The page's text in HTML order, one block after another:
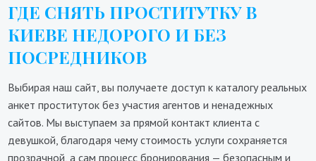
ГДЕ СНЯТЬ ПРОСТИТУТКУ В
КИЕВЕ НЕДОРОГО И БЕЗ
ПОСРЕДНИКОВ
Выбирая наш сайт, вы получаете доступ к каталогу реальных
анкет проституток без участия агентов и ненадежных
сайтов. Мы выступаем за прямой контакт клиента с
девушкой, благодаря чему стоимость услуги сохраняется
прозрачной, а сам процесс бронирования — безопасным и